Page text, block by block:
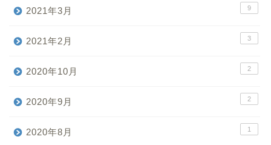
2021年3月 9
2021年2月 3
2020年10月 2
2020年9月 2
2020年8月 1